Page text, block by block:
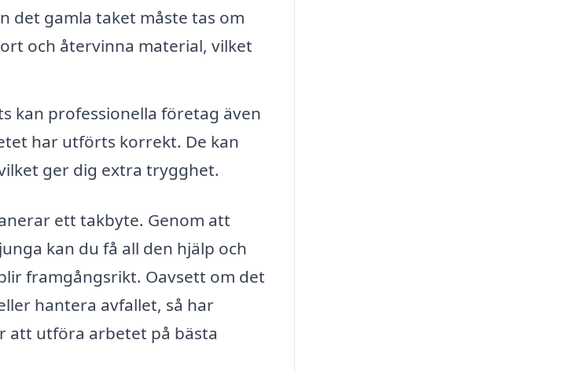
det gamla taket måste tas om
och återvinna material, vilket
kan professionella företag även
har utförts korrekt. De kan
ger dig extra trygghet.
ett takbyte. Genom att
kan du få all den hjälp och
framgångsrikt. Oavsett om det
hantera avfallet, så har
att utföra arbetet på bästa